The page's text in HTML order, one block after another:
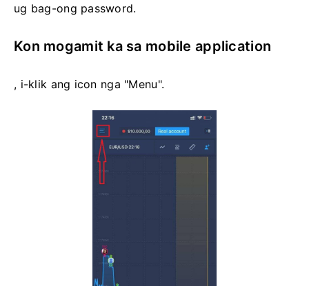
ug bag-ong password.
Kon mogamit ka sa mobile application
, i-klik ang icon nga "Menu".